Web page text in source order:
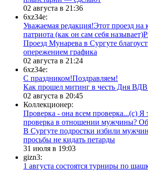
02 августа в 21:36
6xz34e:
Уважаемая редакция!Этот проезд на
патриота (как он сам себя
​Проезд Мунарева в Сургуте
опережением графика
02 августа в 21:24
6xz34e:
С праздником!Поздравляем!
Как прошел митинг в честь Дня
02 августа в 20:45
Коллекционер:
Проверка - она всем проверка...(с)
проверка в отношении мужчины?
В Сургуте подростки избили
просьбы не кидать петарды
31 июля в 19:03
gizn3:
1 августа состоятся турниры по